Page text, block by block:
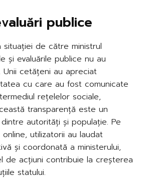
publice
situației de către ministrul
și evaluările publice nu au
Unii cetățeni au apreciat
cu care au fost comunicate
rețelelor sociale,
transparență este un
autorități și populație. Pe
utilizatorii au laudat
și coordonată a ministerului,
de acțiuni contribuie la creșterea
statului.